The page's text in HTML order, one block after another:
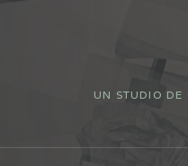
UN STUDIO DE